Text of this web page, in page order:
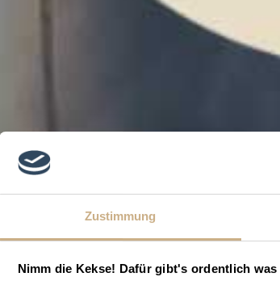
Zustimmung
Nimm die Kekse! Dafür gibt's ordentlich was